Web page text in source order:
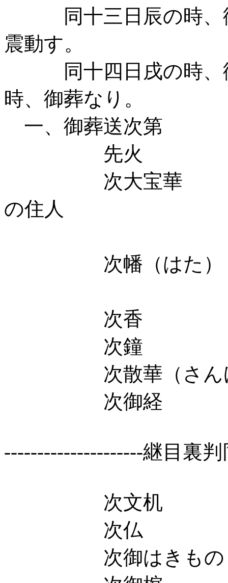
同十三日辰の時、
震動す。
同十四日戌の時、
時、御葬なり。
一、御葬送次第
先火 二郎三
次大宝華 四郎
の住人
次幡（はた）
次香 富木
次鐘 大田
次散華（さんげ
次御経
---------------------継目裏
次文机 富
次仏 大
次御はきもの 源